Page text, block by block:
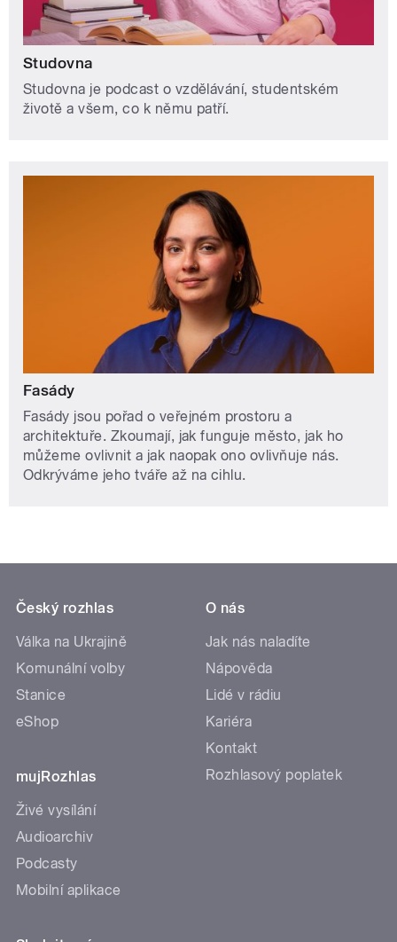
Studovna
Studovna je podcast o vzdělávání, studentském
životě a všem, co k němu patří.
Fasády
Fasády jsou pořad o veřejném prostoru a
architektuře. Zkoumají, jak funguje město, jak ho
můžeme ovlivnit a jak naopak ono ovlivňuje nás.
Odkrýváme jeho tváře až na cihlu.
Český rozhlas
Válka na Ukrajině
Komunální volby
Stanice
eShop
mujRozhlas
Živé vysílání
Audioarchiv
Podcasty
Mobilní aplikace
O nás
Jak nás naladíte
Nápověda
Lidé v rádiu
Kariéra
Kontakt
Rozhlasový poplatek